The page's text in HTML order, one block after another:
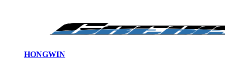
HONGWIN